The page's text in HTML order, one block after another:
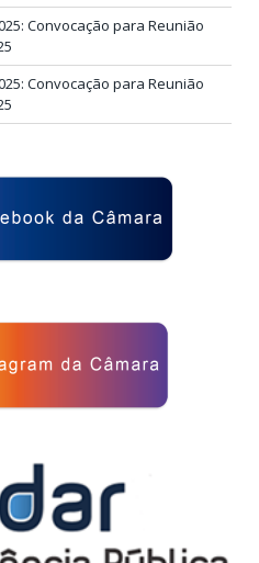
Convocação para Reunião
Convocação para Reunião